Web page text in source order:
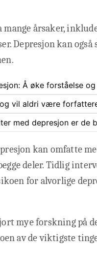
mange årsaker,
Depresjon kan
Å øke forståelse
vil aldri være
med depresjon er de
kan omfatte
deler. Tidlig
for alvorlige
mye forskning på
av de viktigste